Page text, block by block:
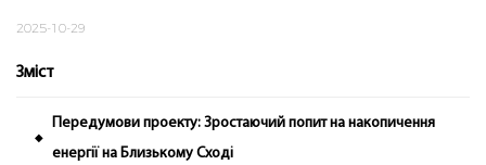
2025-10-29
Зміст
◆
Передумови проекту: Зростаючий попит на накопичення
енергії на Близькому Сході